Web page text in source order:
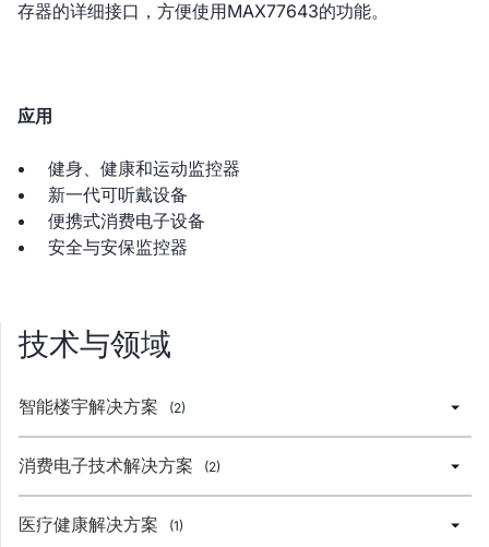
存器的详细接口，方便使用MAX77643的功能。
应用
健身、健康和运动监控器
新一代可听戴设备
便携式消费电子设备
安全与安保监控器
技术与领域
智能楼宇解决方案 (2)
消费电子技术解决方案 (2)
医疗健康解决方案 (1)